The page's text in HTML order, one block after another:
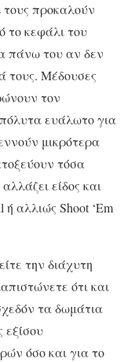
προκαλούν
το κεφάλι του
πάνω του αν δεν
τους. Μέδουσες
τον
ευάλωτο για
μικρότερα
τόσα
είδος και
αλλιώς Shoot ‘Em
την διάχυτη
ότι και
τα δωμάτια
εξίσου
όσο και για το